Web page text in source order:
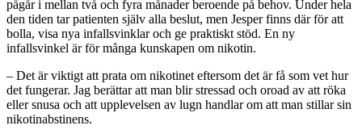
pågår i mellan två och fyra månader beroende på behov. Under hela
den tiden tar patienten själv alla beslut, men Jesper finns där för att
bolla, visa nya infallsvinklar och ge praktiskt stöd. En ny
infallsvinkel är för många kunskapen om nikotin.
– Det är viktigt att prata om nikotinet eftersom det är få som vet hur
det fungerar. Jag berättar att man blir stressad och oroad av att röka
eller snusa och att upplevelsen av lugn handlar om att man stillar sin
nikotinabstinens.